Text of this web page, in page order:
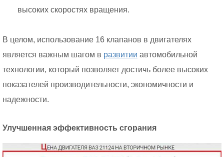
высоких скоростях вращения.
В целом, использование 16 клапанов в двигателях
является важным шагом в развитии автомобильной
технологии, который позволяет достичь более высоких
показателей производительности, экономичности и
надежности.
Улучшенная эффективность сгорания